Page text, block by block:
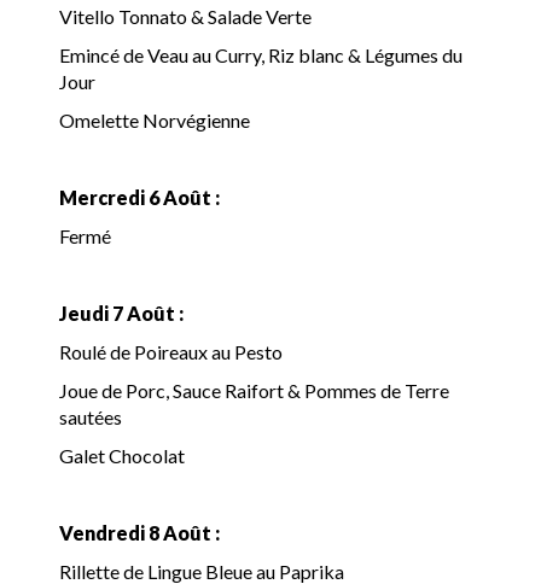
Vitello Tonnato & Salade Verte
Emincé de Veau au Curry, Riz blanc & Légumes du
Jour
Omelette Norvégienne
Mercredi 6 Août :
Fermé
Jeudi 7 Août :
Roulé de Poireaux au Pesto
Joue de Porc, Sauce Raifort & Pommes de Terre
sautées
Galet Chocolat
Vendredi 8 Août :
Rillette de Lingue Bleue au Paprika